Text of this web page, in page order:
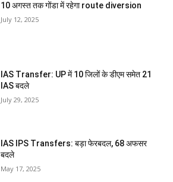
10 अगस्त तक गोंडा में रहेगा route diversion
July 12, 2025
IAS Transfer: UP में 10 जिलों के डीएम समेत 21
IAS बदले
July 29, 2025
IAS IPS Transfers: बड़ा फेरबदल, 68 अफसर
बदले
May 17, 2025